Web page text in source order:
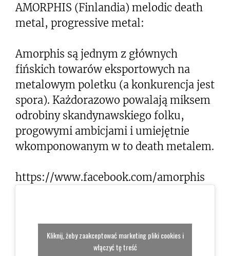
AMORPHIS (Finlandia) melodic death
metal, progressive metal:
Amorphis są jednym z głównych
fińskich towarów eksportowych na
metalowym poletku (a konkurencja jest
spora). Każdorazowo powalają miksem
odrobiny skandynawskiego folku,
progowymi ambicjami i umiejętnie
wkomponowanym w to death metalem.
https://www.facebook.com/amorphis
Kliknij, żeby zaakceptować marketing pliki cookies i
włączyć tę treść